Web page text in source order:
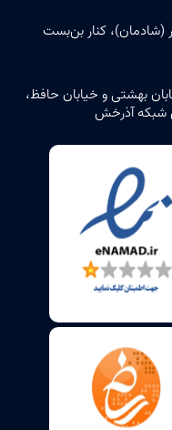
(شادمان)، کنار بن‌بست
بهشتی و خیابان حافظ،